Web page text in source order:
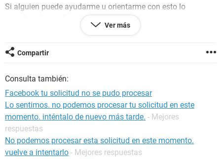
Si alguien puede ayudarme u orientarme con esto lo
Ver más
Compartir
Consulta también:
Facebook tu solicitud no se pudo procesar
Lo sentimos. no podemos procesar tu solicitud en este
momento. inténtalo de nuevo más tarde. - Mejores
respuestas
No podemos procesar esta solicitud en este momento.
vuelve a intentarlo - Mejores respuestas